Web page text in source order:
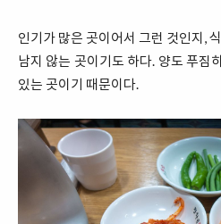
인기가 많은 곳이어서 그런 것인지,
남지 않는 곳이기도 하다. 양도 푸짐
있는 곳이기 때문이다.